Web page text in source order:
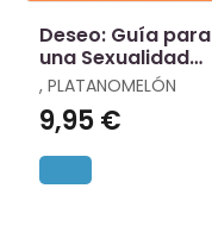
Deseo: Guía para
una Sexualidad
Plena
, PLATANOMELÓN
9,95 €